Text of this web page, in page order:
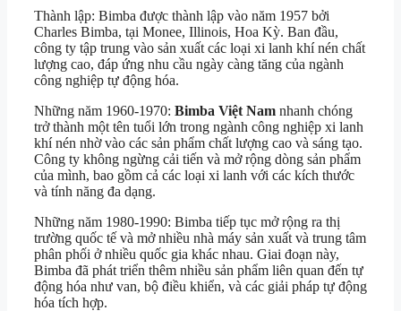
Thành lập: Bimba được thành lập vào năm 1957 bởi
Charles Bimba, tại Monee, Illinois, Hoa Kỳ. Ban đầu,
công ty tập trung vào sản xuất các loại xi lanh khí nén chất
lượng cao, đáp ứng nhu cầu ngày càng tăng của ngành
công nghiệp tự động hóa.
Những năm 1960-1970: Bimba Việt Nam nhanh chóng
trở thành một tên tuổi lớn trong ngành công nghiệp xi lanh
khí nén nhờ vào các sản phẩm chất lượng cao và sáng tạo.
Công ty không ngừng cải tiến và mở rộng dòng sản phẩm
của mình, bao gồm cả các loại xi lanh với các kích thước
và tính năng đa dạng.
Những năm 1980-1990: Bimba tiếp tục mở rộng ra thị
trường quốc tế và mở nhiều nhà máy sản xuất và trung tâm
phân phối ở nhiều quốc gia khác nhau. Giai đoạn này,
Bimba đã phát triển thêm nhiều sản phẩm liên quan đến tự
động hóa như van, bộ điều khiển, và các giải pháp tự động
hóa tích hợp.